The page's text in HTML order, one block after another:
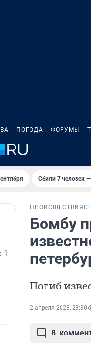
ПОГОДА ФОРУМЫ
Сбили 7 человек —
1
ПРОИСШЕСТВИЯ
Бомбу
Погиб
2 апреля 2023, 23:30
8